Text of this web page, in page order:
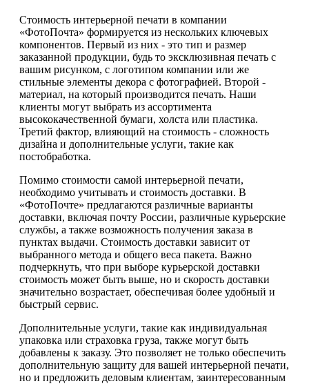
Стоимость интерьерной печати в компании
«ФотоПочта» формируется из нескольких ключевых
компонентов. Первый из них - это тип и размер
заказанной продукции, будь то эксклюзивная печать с
вашим рисунком, с логотипом компании или же
стильные элементы декора с фотографией. Второй -
материал, на который производится печать. Наши
клиенты могут выбрать из ассортимента
высококачественной бумаги, холста или пластика.
Третий фактор, влияющий на стоимость - сложность
дизайна и дополнительные услуги, такие как
постобработка.
Помимо стоимости самой интерьерной печати,
необходимо учитывать и стоимость доставки. В
«ФотоПочте» предлагаются различные варианты
доставки, включая почту России, различные курьерские
службы, а также возможность получения заказа в
пунктах выдачи. Стоимость доставки зависит от
выбранного метода и общего веса пакета. Важно
подчеркнуть, что при выборе курьерской доставки
стоимость может быть выше, но и скорость доставки
значительно возрастает, обеспечивая более удобный и
быстрый сервис.
Дополнительные услуги, такие как индивидуальная
упаковка или страховка груза, также могут быть
добавлены к заказу. Это позволяет не только обеспечить
дополнительную защиту для вашей интерьерной печати,
но и предложить деловым клиентам, заинтересованным